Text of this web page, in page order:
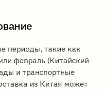
периоды, такие как
февраль (Китайский
и транспортные
из Китая может